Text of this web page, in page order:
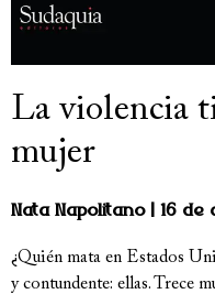
La violencia
mujer
Nata Napolitano 16 de
¿Quién mata en Estados
y contundente: ellas. Trece